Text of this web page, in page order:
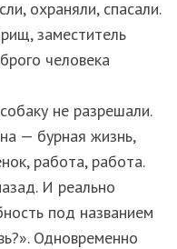
охраняли, спасали.
заместитель
человека
не разрешали.
— бурная жизнь,
работа, работа.
И реально
под названием
Одновременно